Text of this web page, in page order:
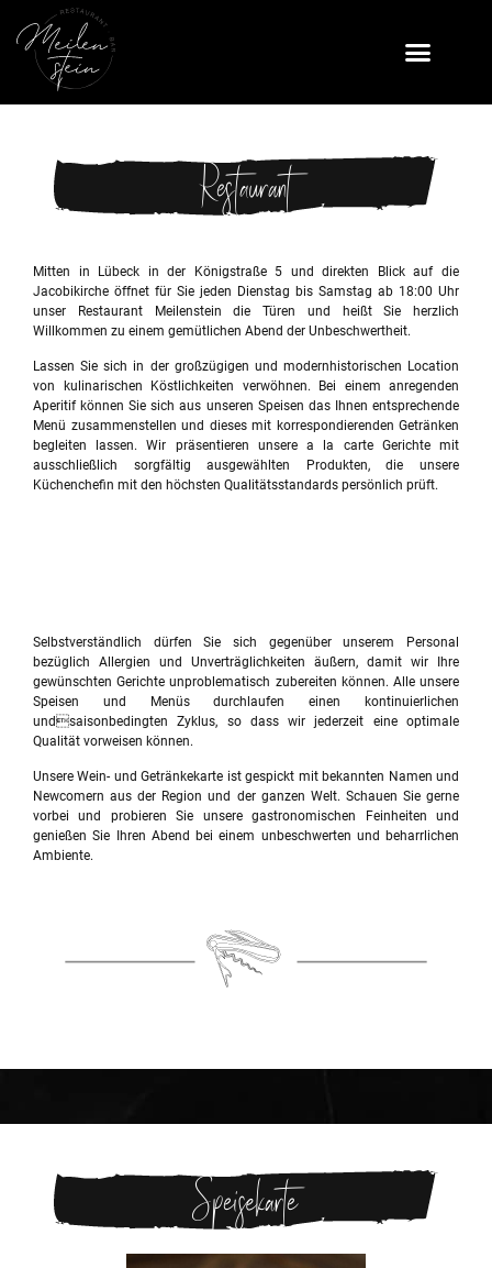
Restaurant
Mitten in Lübeck in der Königstraße 5 und direkten Blick auf die
Jacobikirche öffnet für Sie jeden Dienstag bis Samstag ab 18:00 Uhr
unser Restaurant Meilenstein die Türen und heißt Sie herzlich
Willkommen zu einem gemütlichen Abend der Unbeschwertheit.
Lassen Sie sich in der großzügigen und modernhistorischen Location
von kulinarischen Köstlichkeiten verwöhnen. Bei einem anregenden
Aperitif können Sie sich aus unseren Speisen das Ihnen entsprechende
Menü zusammenstellen und dieses mit korrespondierenden Getränken
begleiten lassen. Wir präsentieren unsere a la carte Gerichte mit
ausschließlich sorgfältig ausgewählten Produkten, die unsere
Küchenchefin mit den höchsten Qualitätsstandards persönlich prüft.
Selbstverständlich dürfen Sie sich gegenüber unserem Personal
bezüglich Allergien und Unverträglichkeiten äußern, damit wir Ihre
gewünschten Gerichte unproblematisch zubereiten können. Alle unsere
Speisen und Menüs durchlaufen einen kontinuierlichen
undsaisonbedingten Zyklus, so dass wir jederzeit eine optimale
Qualität vorweisen können.
Unsere Wein- und Getränkekarte ist gespickt mit bekannten Namen und
Newcomern aus der Region und der ganzen Welt. Schauen Sie gerne
vorbei und probieren Sie unsere gastronomischen Feinheiten und
genießen Sie Ihren Abend bei einem unbeschwerten und beharrlichen
Ambiente.
Speisekarte